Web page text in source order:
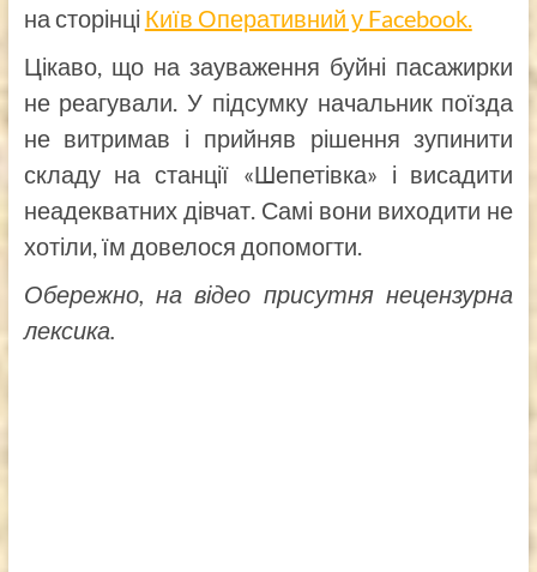
на сторінці Київ Оперативний у Facebook.
Цікаво, що на зауваження буйні пасажирки
не реагували. У підсумку начальник поїзда
не витримав і прийняв рішення зупинити
складу на станції «Шепетівка» і висадити
неадекватних дівчат. Самі вони виходити не
хотіли, їм довелося допомогти.
Обережно, на відео присутня нецензурна
лексика.